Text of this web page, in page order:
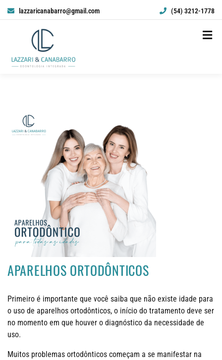
lazzaricanabarro@gmail.com (54) 3212-1778
APARELHOS ORTODÔNTICOS
Primeiro é importante que você saiba que não existe idade para
o uso de aparelhos ortodônticos, o início do tratamento deve ser
no momento em que houver o diagnóstico da necessidade de
uso.
Muitos problemas ortodônticos começam a se manifestar na